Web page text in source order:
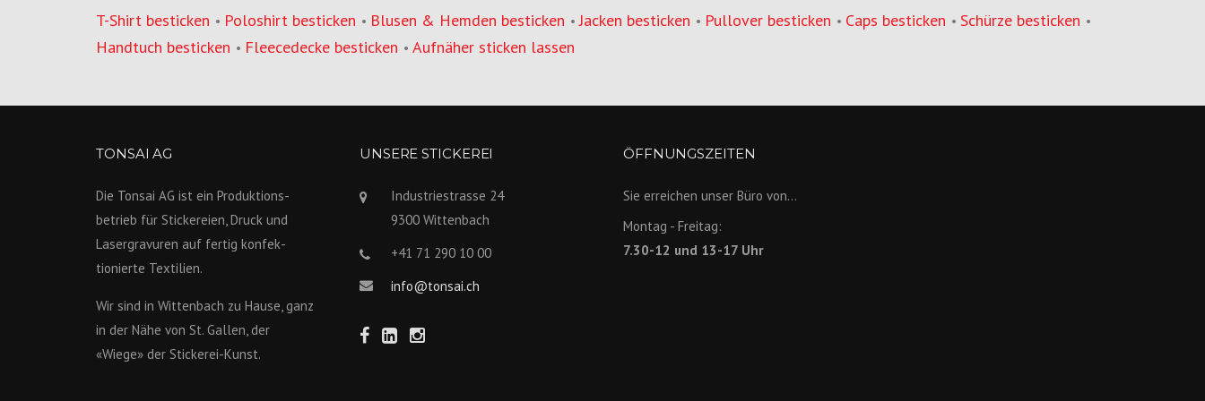
T-Shirt besticken • Poloshirt besticken • Blusen & Hemden besticken •Jacken besticken • Pullover besticken • Caps besticken • Schürze besticken •
Handtuch besticken • Fleecedecke besticken • Aufnäher sticken lassen
TONSAI AG
Die Tonsai AG ist ein Produktions­
betrieb für Stickereien, Druck und
Lasergravuren auf fertig konfek­
tionierte Textilien.
Wir sind in Wittenbach zu Hause, ganz
in der Nähe von St. Gallen, der
«Wiege» der Stickerei-Kunst.
UNSERE STICKEREI
Industriestrasse 24
9300 Wittenbach
+41 71 290 10 00
info@tonsai.ch
ÖFFNUNGSZEITEN
Sie erreichen unser Büro von...
Montag - Freitag:
7.30-12 und 13-17 Uhr